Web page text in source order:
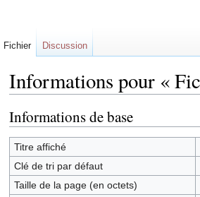
Informations pour «
Informations de base
Titre affiché
Clé de tri par défaut
Taille de la page (en octets)
Fichier Discussion